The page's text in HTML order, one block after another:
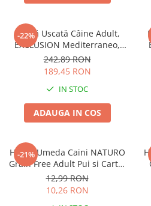
-22%
Hrană Uscată Câine Adult,
EXCLUSION Mediterraneo,
Monoproteică, Talie Medie,
Pui, 12kg
242,89 RON
189,45 RON
IN STOC
ADAUGA IN COS
-21%
Hrana Umeda Caini NATURO
Grain Free Adult Pui si Cartof
400g
12,99 RON
10,26 RON